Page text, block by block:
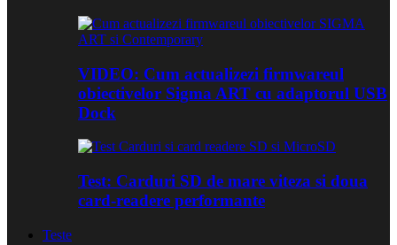
VIDEO: Cum actualizezi firmwareul
obiectivelor Sigma ART cu adaptorul USB
Dock
Test: Carduri SD de mare viteza si doua
card-readere performante
Teste